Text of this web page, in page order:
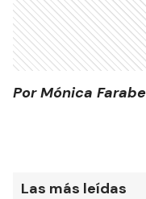
Por Mónica
Las más leídas